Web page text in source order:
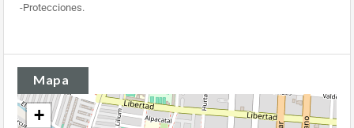
-Protecciones.
Mapa
+